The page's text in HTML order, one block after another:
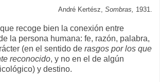
André Kertész, Sombras, 1931.
recoge bien la conexión entre
la persona humana: fe, razón, palabra,
(en el sentido de rasgos por los que
reconocido, y no en el de algún
y destino.